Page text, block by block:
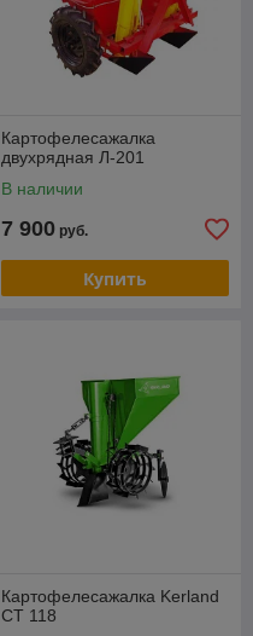
Картофелесажалка
двухрядная Л-201
В наличии
7 900 руб.
Купить
Картофелесажалка Kerland
СТ 118